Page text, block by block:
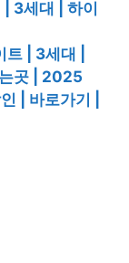
| 3세대 | 하이
| 3세대 |
곳 | 2025
| 바로가기 |